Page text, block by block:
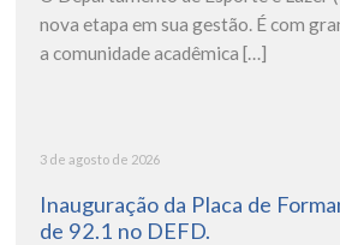
nova etapa em sua gestão. É com
a comunidade acadêmica […]
3 de agosto de 2026
Inauguração da Placa de
de 92.1 no DEFD.